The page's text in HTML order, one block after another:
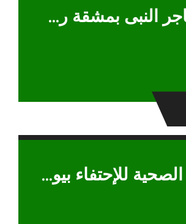
لماذا هاجر النبى بمشقة رغم أنه أسرى به فى لحظة
الكيفية الصحية للإحتفاء بيوم عاشوراء